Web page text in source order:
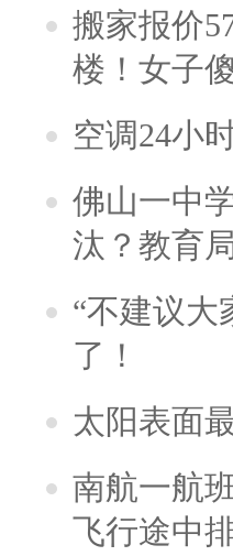
搬家报价
楼！女子
空调24小
佛山一中
汰？教育
“不建议大
了！
太阳表面
南航一航
飞行途中